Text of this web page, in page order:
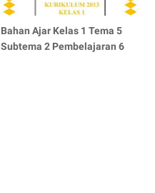
Bahan Ajar Kelas 1 Tema 5
Subtema 2 Pembelajaran 6